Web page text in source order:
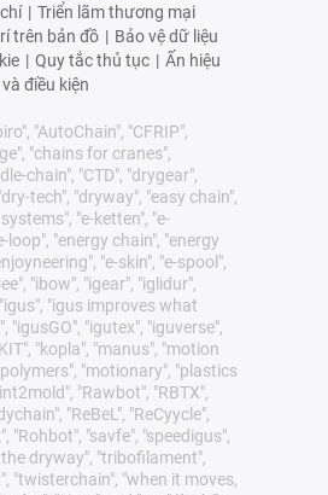
| Triển lãm thương mại
trên bản đồ | Bảo vệ dữ liệu
| Quy tắc thủ tục | Ấn hiệu
điều kiện
"AutoChain", "CFRIP",
"chains for cranes",
chain", "CTD", "drygear",
tech", "dryway", "easy chain",
"e-ketten", "e-
loop", "energy chain", "energy
"e-skin", "e-spool",
"ibow", "igear", "iglidur",
"igus improves what
"igusGO", "igutex", "iguverse",
"kopla", "manus", "motion
"motionary", "plastics
"Rawbot", "RBTX",
"ReBeL", "ReCyycle",
"Rohbot", "savfe", "speedigus",
dryway", "tribofilament",
"twisterchain", "when it moves,